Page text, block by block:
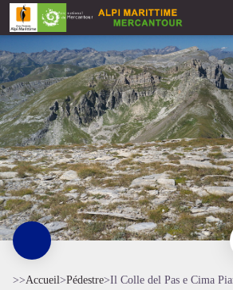
Il Colle del Pas e Cima Pian Ballaur
>>Accueil>Pédestre>Il Colle del Pas e Cima